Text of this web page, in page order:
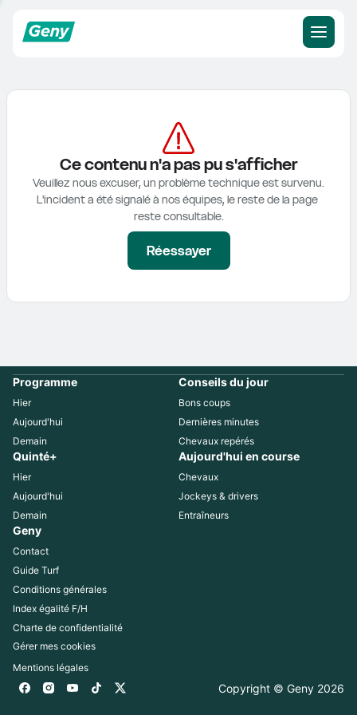
Ce contenu n'a pas pu s'afficher
Veuillez nous excuser, un problème technique est survenu.
L'incident a été signalé à nos équipes, le reste de la page
reste consultable.
Réessayer
Programme
Hier
Aujourd'hui
Demain
Conseils du jour
Bons coups
Dernières minutes
Chevaux repérés
Quinté+
Hier
Aujourd'hui
Demain
Aujourd'hui en course
Chevaux
Jockeys & drivers
Entraîneurs
Geny
Contact
Guide Turf
Conditions générales
Index égalité F/H
Charte de confidentialité
Gérer mes cookies
Mentions légales
Copyright © Geny 2026